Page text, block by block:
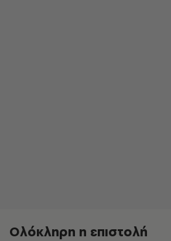
Ολόκληρη η επιστολή